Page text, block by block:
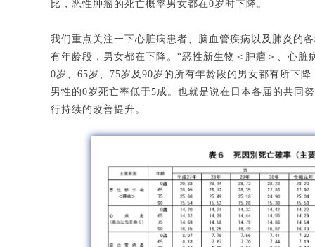
比，恶性肿瘤的死亡概率男女都在0岁时下降。
我们重点关注一下心脏病患者、脑血管疾病以及肺炎的
有年龄段，男女都在下降。“恶性新生物＜肿瘤＞、心
0岁、65岁、75岁及90岁的所有年龄段的男女都有所下
男性的0岁死亡率低于5成。也就是说在日本各届的共同
行持续的改善提升。